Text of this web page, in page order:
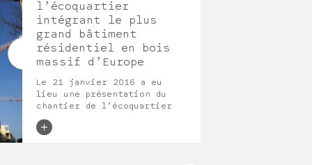
» alliant compétences en
infrastructure énergétique
et construction
responsable. Lire l’article
l’écoquartier
intégrant le plus
grand bâtiment
résidentiel en bois
massif d’Europe
Le 21 janvier 2016 a eu
lieu une présentation du
chantier de l’écoquartier
des docks de Ris Orangis –
Quai de la Borde qui verra